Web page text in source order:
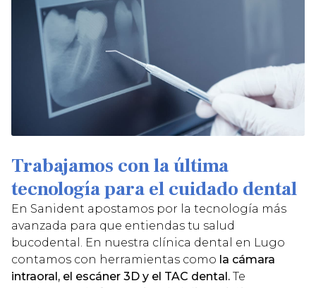
Trabajamos con la última
tecnología para el cuidado dental
En Sanident apostamos por la tecnología más
avanzada para que entiendas tu salud
bucodental. En nuestra clínica dental en Lugo
contamos con herramientas como la cámara
intraoral, el escáner 3D y el TAC dental. Te